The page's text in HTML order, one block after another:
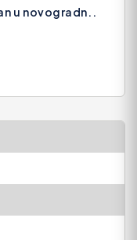
u novogradn..